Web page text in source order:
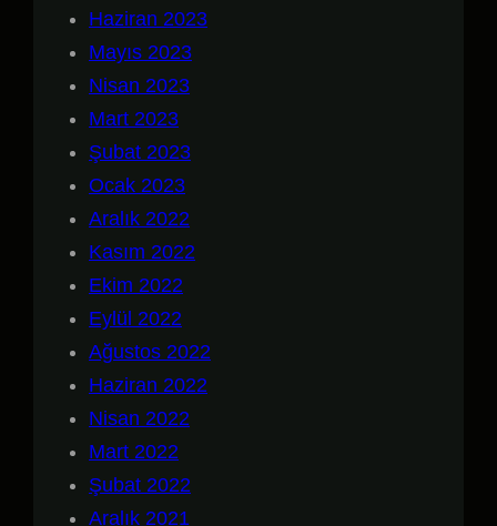
Haziran 2023
Mayıs 2023
Nisan 2023
Mart 2023
Şubat 2023
Ocak 2023
Aralık 2022
Kasım 2022
Ekim 2022
Eylül 2022
Ağustos 2022
Haziran 2022
Nisan 2022
Mart 2022
Şubat 2022
Aralık 2021